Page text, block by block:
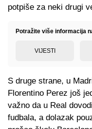
potpiše za neki drugi
Potražite više informacija
VIJESTI
S druge strane, u
Florentino Perez još
važno da u Real
fudbala, a dolazak